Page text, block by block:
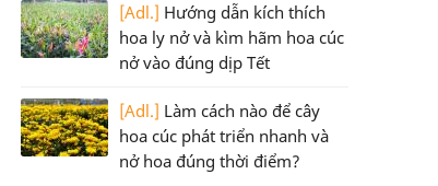
[Adl.] Hướng dẫn kích thích
hoa ly nở và kìm hãm hoa cúc
nở vào đúng dịp Tết
[Adl.] Làm cách nào để cây
hoa cúc phát triển nhanh và
nở hoa đúng thời điểm?